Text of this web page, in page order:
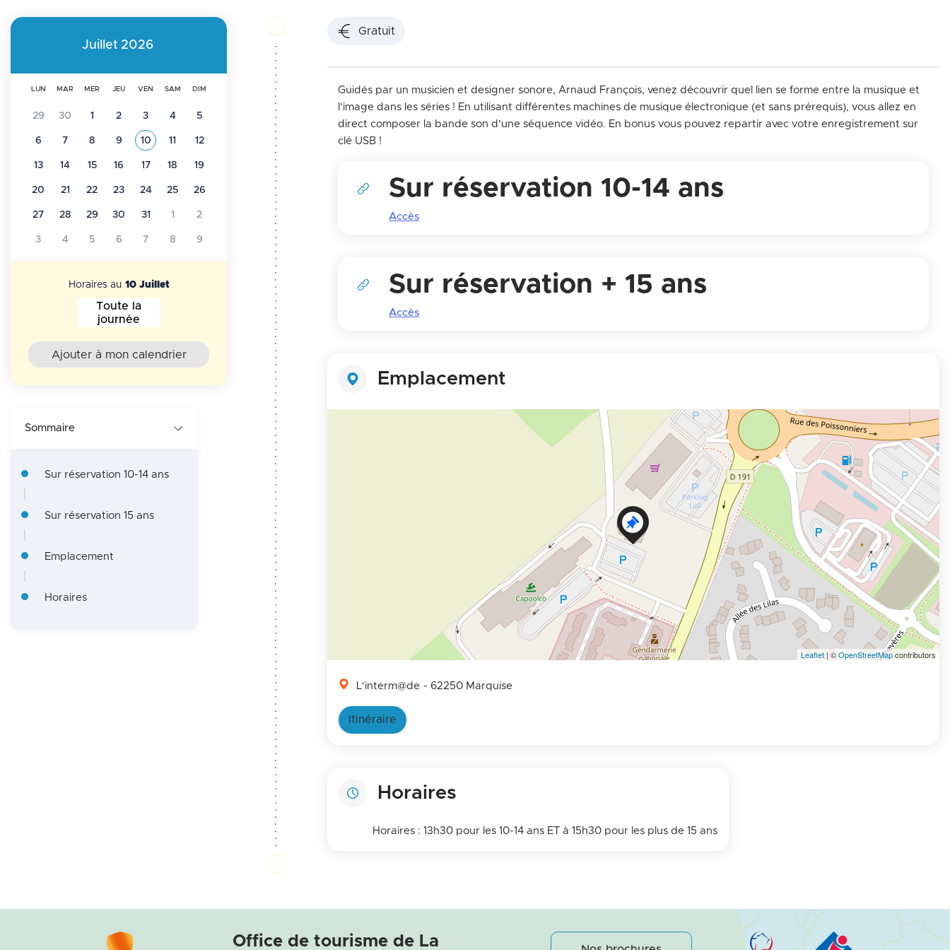
p
r
i
n
c
i
p
l
O
T
i
d
n
Juillet 2026
LUN MAR MER JEU VEN SAM DIM
29 30 1 2 3 4 5
6 7 8 9 Voir tous les événements de
10Juillet 2026
11 12
13 14 15 16 17 18 19
20 21 22 23 24 25 26
27 28 29 30 31 1 2
3 4 5 6 7 8 9
Horaires au 10 Juillet
Horaires au 10 Juillet 2026
Toute la
journée
Ajouter à mon calendrier
Sommaire
Sur réservation 10-14 ans
Sur réservation 15 ans
Emplacement
Horaires
Gratuit
Guidés par un musicien et designer sonore, Arnaud François, venez découvrir quel lien se forme entre la musique et
l’image dans les séries ! En utilisant différentes machines de musique électronique (et sans prérequis), vous allez en
direct composer la bande son d’une séquence vidéo. En bonus vous pouvez repartir avec votre enregistrement sur
clé USB !
Sur réservation 10-14 ans
Accès
Sur réservation + 15 ans
Accès
Emplacement
Leaflet | ©OpenStreetMapcontributors
L'interm@de - 62250 Marquise
Itinéraire
Horaires
Horaires : 13h30 pour les 10-14 ans ET à 15h30 pour les plus de 15 ans
Office de tourisme de La